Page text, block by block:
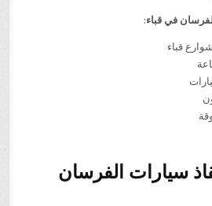
في قباء:
قباء
سيارات الفرسان